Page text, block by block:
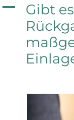
A
Gibt